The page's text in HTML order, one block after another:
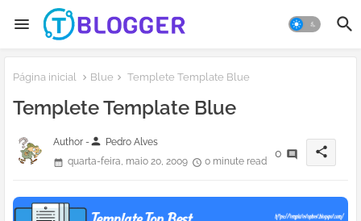
Página inicial Blue Templete Template Blue
Templete Template Blue
Author -person Pedro Alves
quarta-feira, maio 20, 2009
0 minute read
0 share